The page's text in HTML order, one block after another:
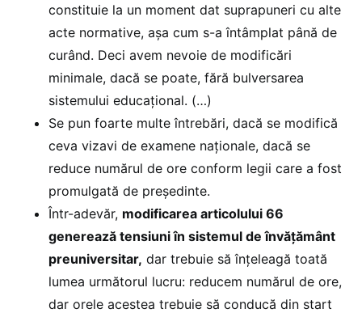
constituie la un moment dat suprapuneri cu alte
acte normative, așa cum s-a întâmplat până de
curând. Deci avem nevoie de modificări
minimale, dacă se poate, fără bulversarea
sistemului educațional. (…)
Se pun foarte multe întrebări, dacă se modifică
ceva vizavi de examene naționale, dacă se
reduce numărul de ore conform legii care a fost
promulgată de președinte.
Într-adevăr, modificarea articolului 66
generează tensiuni în sistemul de învățământ
preuniversitar, dar trebuie să înțeleagă toată
lumea următorul lucru: reducem numărul de ore,
dar orele acestea trebuie să conducă din start